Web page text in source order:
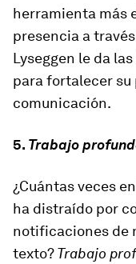
herramienta más
presencia a
Lyseggen le da
para fortalecer su
comunicación.
5. Trabajo
¿Cuántas veces
ha distraído por
notificaciones de
texto?Trabajo